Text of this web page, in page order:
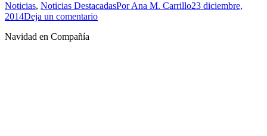
Noticias, Noticias DestacadasPorAna M. Carrillo23 diciembre,
2014Deja un comentario
Navidad en Compañía